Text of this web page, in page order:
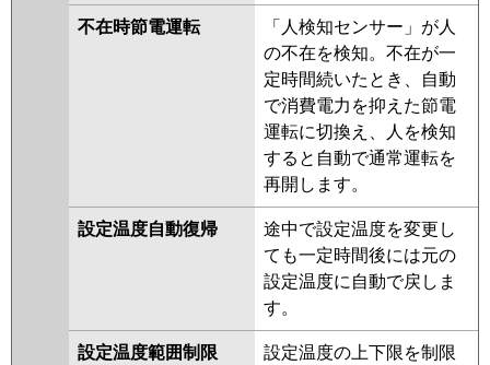
不在時節電運転
「人検知センサー」が人
の不在を検知。不在が一
定時間続いたとき、自動
で消費電力を抑えた節電
運転に切換え、人を検知
すると自動で通常運転を
再開します。
設定温度自動復帰
途中で設定温度を変更し
ても一定時間後には元の
設定温度に自動で戻しま
す。
設定温度範囲制限
設定温度の上下限を制限